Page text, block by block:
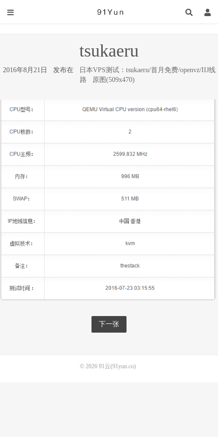
tsukaeru
2016年8月21日 发布在
日本VPS测试：tsukaeru/首月免费/openvz/IIJ线
路
原图(509x470)
下一张
© 2026 91云(91yun.co)